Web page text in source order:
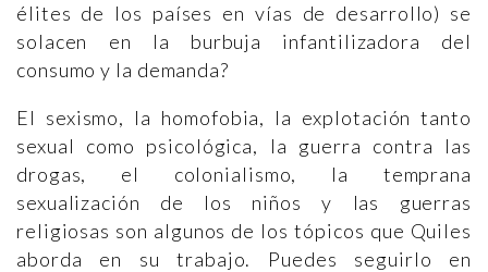
élites de los países en vías de desarrollo) se
solacen en la burbuja infantilizadora del
consumo y la demanda?
El sexismo, la homofobia, la explotación tanto
sexual como psicológica, la guerra contra las
drogas, el colonialismo, la temprana
sexualización de los niños y las guerras
religiosas son algunos de los tópicos que Quiles
aborda en su trabajo. Puedes seguirlo en